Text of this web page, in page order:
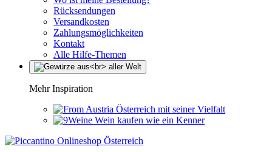
Rücksendungen
Versandkosten
Zahlungsmöglichkeiten
Kontakt
Alle Hilfe-Themen
Mehr Inspiration
Österreich mit seiner Vielfalt
Wein kaufen wie ein Kenner